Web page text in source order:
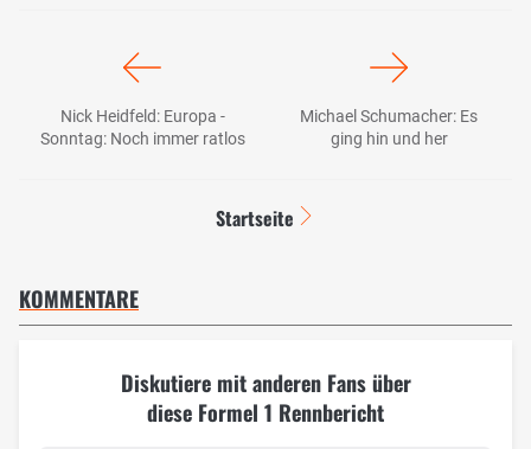
Nick Heidfeld: Europa -
Sonntag: Noch immer ratlos
Michael Schumacher: Es
ging hin und her
Startseite
KOMMENTARE
Diskutiere mit anderen Fans über
diese Formel 1 Rennbericht